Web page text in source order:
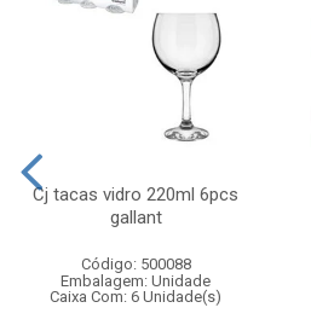
Cj tacas vidro 220ml 6pcs
gallant
Código: 500088
Embalagem: Unidade
Caixa Com: 6 Unidade(s)